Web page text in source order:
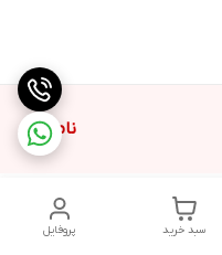
ناموجود
پروفایل سبد خرید